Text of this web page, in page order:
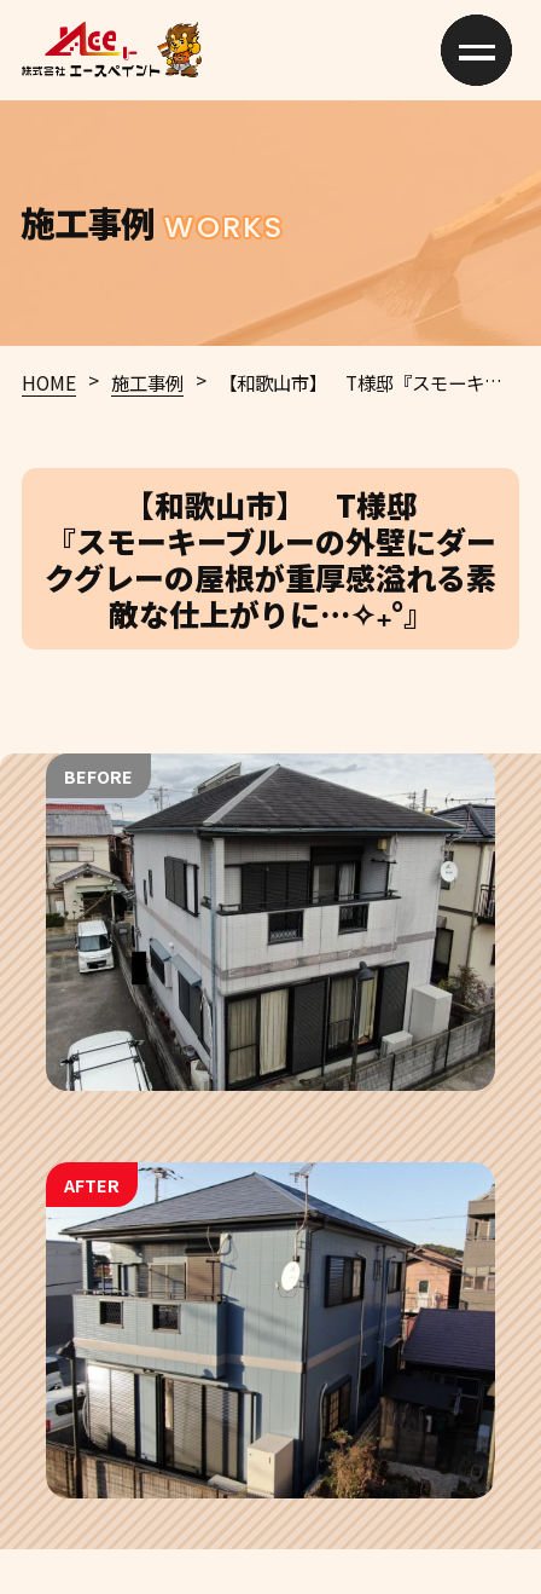
施工事例 WORKS
HOME > 施工事例 > 【和歌山市】 T様邸 『スモーキーブルーの外壁にダークグレーの屋根が重厚感溢れる素敵な仕上がりに…✧₊°』
【和歌山市】 T様邸
『スモーキーブルーの外壁にダー
クグレーの屋根が重厚感溢れる素
敵な仕上がりに…✧₊°』
BEFORE
AFTER